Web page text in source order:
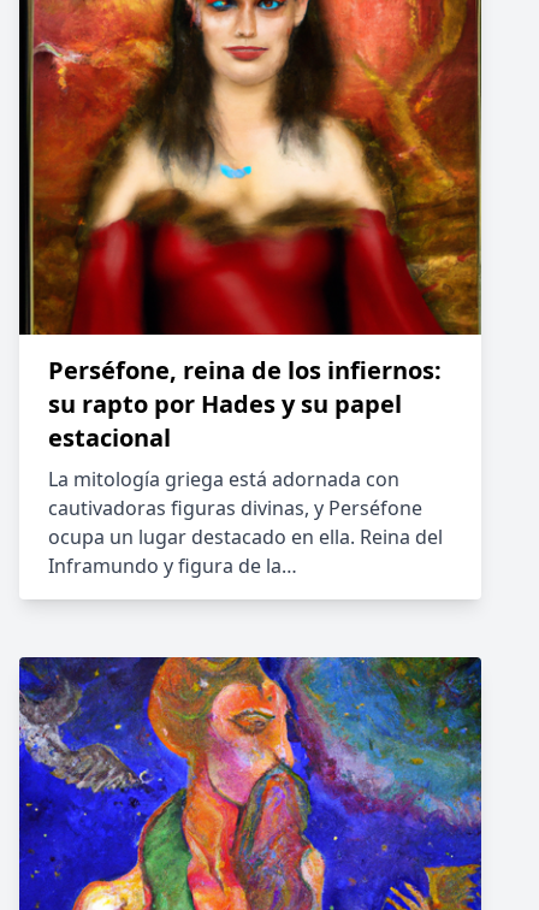
Perséfone, reina de los infiernos:
su rapto por Hades y su papel
estacional
La mitología griega está adornada con
cautivadoras figuras divinas, y Perséfone
ocupa un lugar destacado en ella. Reina del
Inframundo y figura de la…